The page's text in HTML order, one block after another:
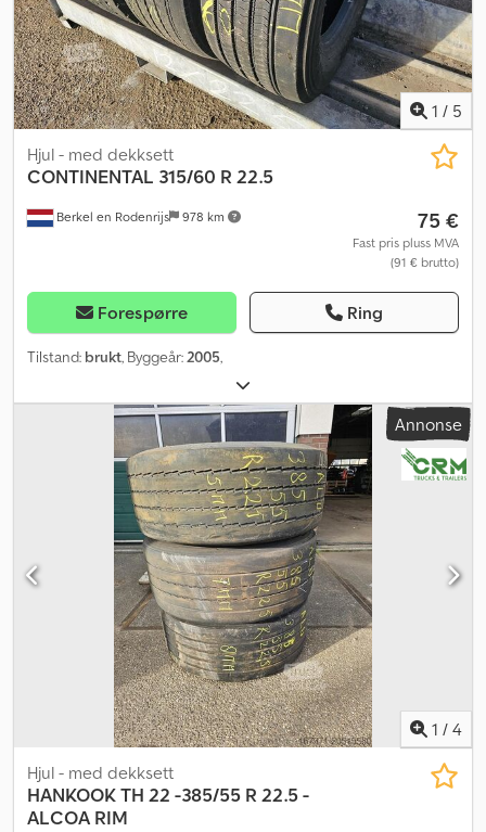
1 / 5
Berkel en Rodenrijs 978 km
Hjul - med dekksett
CONTINENTAL 315/60 R 22.5
75 €
Fast pris pluss MVA
(91 € brutto)
Forespørre Ring
Tilstand: brukt, Byggeår: 2005,
Annonse
1 / 4
Hjul - med dekksett
HANKOOKTH 22 -385/55 R 22.5 -
ALCOA RIM